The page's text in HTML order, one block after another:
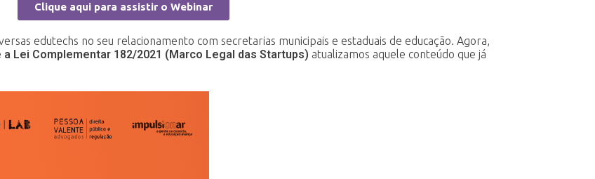
Clique aqui para assistir o Webinar
edutechs no seu relacionamento com secretarias municipais e estaduais de educação. Agora,
Lei Complementar 182/2021 (Marco Legal das Startups) atualizamos aquele conteúdo que já